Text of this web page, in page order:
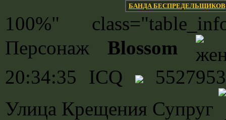
БАНДА БЕСПРЕДЕЛЬЩИКОВ
100%"
Персонаж Blossom
20:34:35 ICQ
Улица Крещения Супруг